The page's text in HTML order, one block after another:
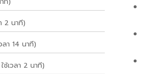
2 นาที)
ลา 14 นาที)
ช้เวลา 2 นาที)